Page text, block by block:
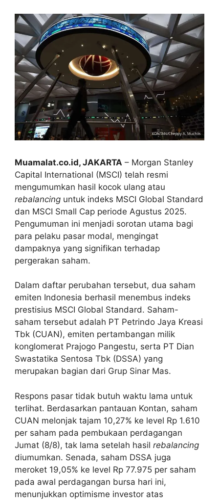
Muamalat.co.id, JAKARTA – Morgan Stanley
Capital International (MSCI) telah resmi
mengumumkan hasil kocok ulang atau
rebalancing untuk indeks MSCI Global Standard
dan MSCI Small Cap periode Agustus 2025.
Pengumuman ini menjadi sorotan utama bagi
para pelaku pasar modal, mengingat
dampaknya yang signifikan terhadap
pergerakan saham.
Dalam daftar perubahan tersebut, dua saham
emiten Indonesia berhasil menembus indeks
prestisius MSCI Global Standard. Saham-
saham tersebut adalah PT Petrindo Jaya Kreasi
Tbk (CUAN), emiten pertambangan milik
konglomerat Prajogo Pangestu, serta PT Dian
Swastatika Sentosa Tbk (DSSA) yang
merupakan bagian dari Grup Sinar Mas.
Respons pasar tidak butuh waktu lama untuk
terlihat. Berdasarkan pantauan Kontan, saham
CUAN melonjak tajam 10,27% ke level Rp 1.610
per saham pada pembukaan perdagangan
Jumat (8/8), tak lama setelah hasil rebalancing
diumumkan. Senada, saham DSSA juga
meroket 19,05% ke level Rp 77.975 per saham
pada awal perdagangan bursa hari ini,
menunjukkan optimisme investor atas